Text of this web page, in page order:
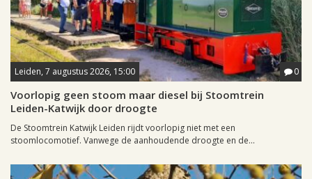
Leiden, 7 augustus 2026, 15:00 0
Voorlopig geen stoom maar diesel bij Stoomtrein
Leiden-Katwijk door droogte
De Stoomtrein Katwijk Leiden rijdt voorlopig niet met een
stoomlocomotief. Vanwege de aanhoudende droogte en de...